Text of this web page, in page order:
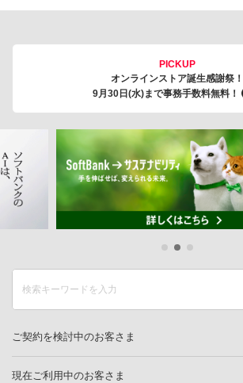
PICKUP
オンラインストア誕生感謝祭！
9月30日(水)まで事務手数料無料！
ご契約を検討中のお客さま
現在ご利用中のお客さま